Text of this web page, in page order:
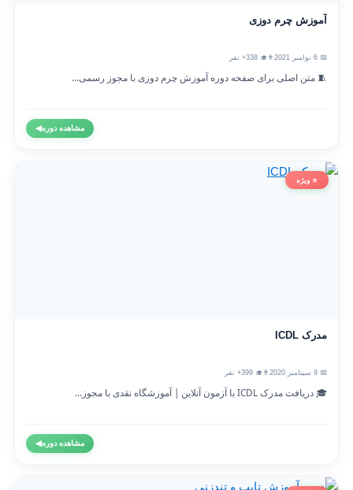
آموزش چرم دوزی
👨‍🎓 338+ نفر
🧵 متن اصلی برای صفحه دوره آموزش چرم دوزی با مجوز رسمی...
مشاهده دوره◀
⭐ ویژه
مدرک ICDL
👨‍🎓 399+ نفر
🎓 دریافت مدرک ICDL با آزمون آنلاین | آموزشگاه نقدی با مجوز...
مشاهده دوره◀